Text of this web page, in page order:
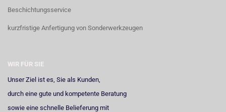
Beschichtungsservice
kurzfristige Anfertigung von Sonderwerkzeugen
WIR FÜR SIE
Unser Ziel ist es, Sie als Kunden,
durch eine gute und kompetente Beratung
sowie eine schnelle Belieferung mit